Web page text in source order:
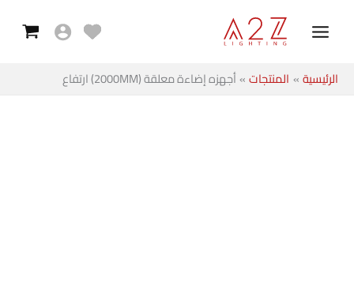
Menu
الرئيسية المنتجات أجهزه إضاءة معلقة (2000MM) ارتفاع
ارتفاع